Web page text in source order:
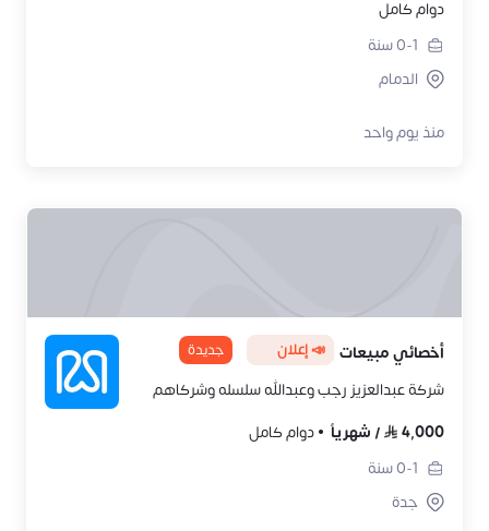
دوام كامل
0-1سنة
الدمام
منذ يوم واحد
أخصائي مبيعات 📣 إعلان جديدة
شركة عبدالعزيز رجب وعبدالله سلسله وشركاهم
4,000
/ شهرياً
دوام كامل
0-1سنة
جدة